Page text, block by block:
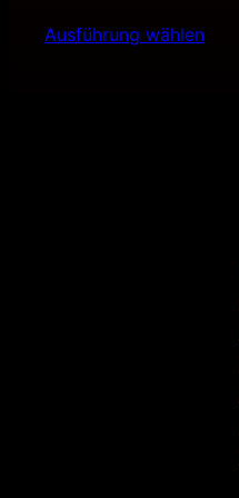
war:
ist:
Ausführung wählen